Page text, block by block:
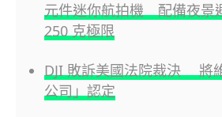
元件迷你航拍機 配備夜景
250 克極限
DJI 敗訴美國法院裁決 將
公司」認定